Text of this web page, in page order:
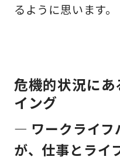
るように思います。
危機的状況に
イング
— ワークライフ
が、仕事とライ